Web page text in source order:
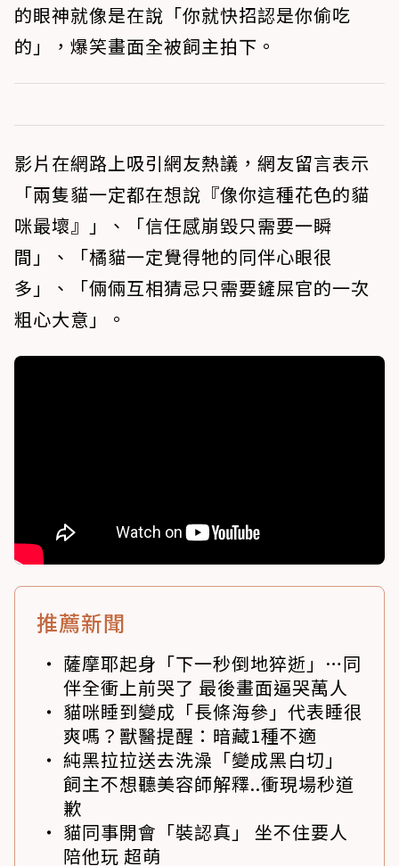
的眼神就像是在說「你就快招認是你偷吃
的」，爆笑畫面全被飼主拍下。
影片在網路上吸引網友熱議，網友留言表示
「兩隻貓一定都在想說『像你這種花色的貓
咪最壞』」、「信任感崩毀只需要一瞬
間」、「橘貓一定覺得牠的同伴心眼很
多」、「倆倆互相猜忌只需要鏟屎官的一次
粗心大意」。
推薦新聞
薩摩耶起身「下一秒倒地猝逝」…同
伴全衝上前哭了 最後畫面逼哭萬人
貓咪睡到變成「長條海參」代表睡很
爽嗎？獸醫提醒：暗藏1種不適
純黑拉拉送去洗澡「變成黑白切」
飼主不想聽美容師解釋..衝現場秒道
歉
貓同事開會「裝認真」 坐不住要人
陪他玩 超萌